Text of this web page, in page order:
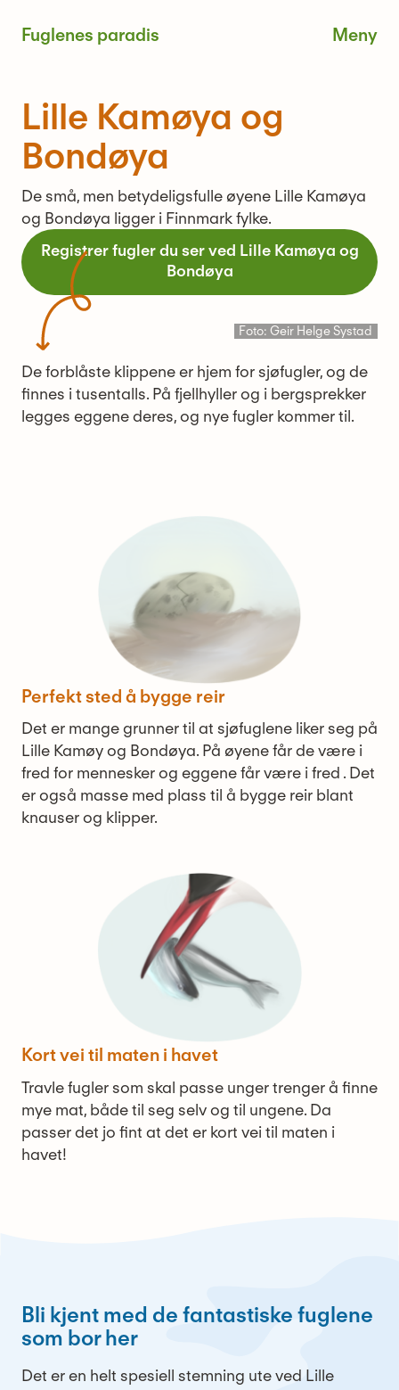
Fuglenes paradis
Lille Kamøya og
Bondøya
De små, men betydeligsfulle øyene Lille Kamøya
og Bondøya ligger i Finnmark fylke.
Registrer fugler du ser ved Lille Kamøya og
Bondøya
Foto: Geir Helge Systad
De forblåste klippene er hjem for sjøfugler, og de
finnes i tusentalls. På fjellhyller og i bergsprekker
legges eggene deres, og nye fugler kommer til.
Perfekt sted å bygge reir
Det er mange grunner til at sjøfuglene liker seg på
Lille Kamøy og Bondøya. På øyene får de være i
fred for mennesker og eggene får være i fred . Det
er også masse med plass til å bygge reir blant
knauser og klipper.
Kort vei til maten i havet
Travle fugler som skal passe unger trenger å finne
mye mat, både til seg selv og til ungene. Da
passer det jo fint at det er kort vei til maten i
havet!
Bli kjent med de fantastiske fuglene
som bor her
Det er en helt spesiell stemning ute ved Lille